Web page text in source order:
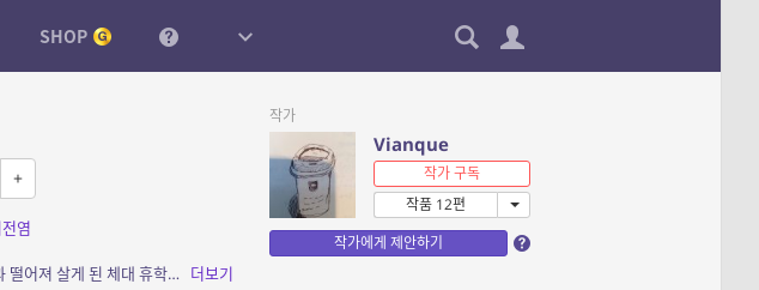
SHOP
+
염
소개: 치명적인 신종 뇌염 바이러스가 퍼진 후, 감염자와 비감염자로 나뉜 대한민국에서 부모님과 떨어져 살게 된 체대 휴학중의 여대생이 가족과 함께 살기 위해 감염자 제한구역으로 몰래 들어... 더보기
작가
Vianque
작가 구독
작품 12편
작가에게 제안하기